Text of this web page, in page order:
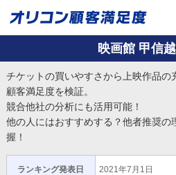
映画館 甲信
チケットの買いやすさから上映作品の
顧客満足度を検証。
競合他社の分析にも活用可能！
他の人にはおすすめする？他者推奨の
握！
ランキング発表日 2021年7月1日